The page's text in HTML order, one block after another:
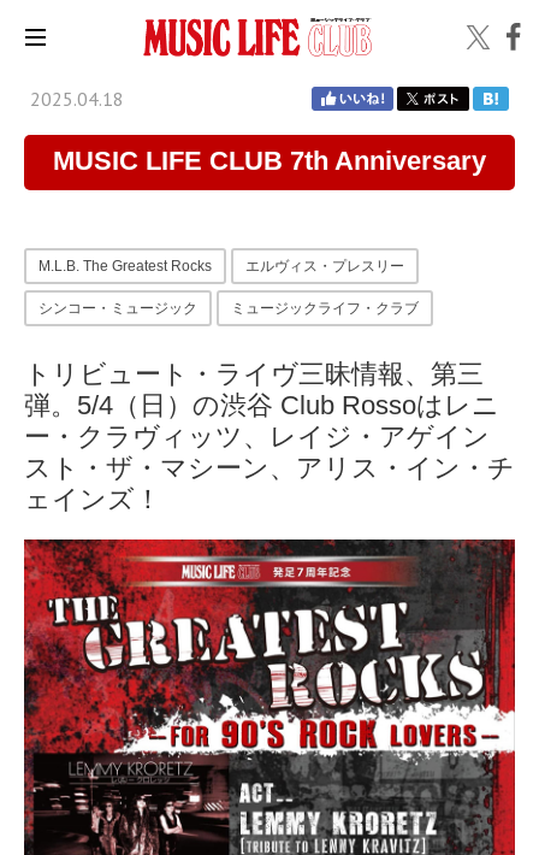
2025.04.18
MUSIC LIFE CLUB 7th Anniversary
M.L.B. The Greatest Rocks エルヴィス・プレスリー
シンコー・ミュージック ミュージックライフ・クラブ
トリビュート・ライヴ三昧情報、第三
弾。5/4（日）の渋谷 Club Rossoはレニ
ー・クラヴィッツ、レイジ・アゲイン
スト・ザ・マシーン、アリス・イン・チ
ェインズ！